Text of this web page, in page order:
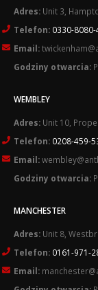
Adres: Unit 3,
Telefon: 0330-8080-
Email:
Godziny otwarcia:
WEMBLEY
Adres: Unit 10,
Telefon: 0208-459-
Email:
Godziny otwarcia:
MANCHESTER
Adres: Unit 8,
Telefon: 0161-971-
Email: